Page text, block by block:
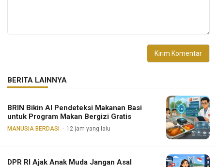
BERITA LAINNYA
BRIN Bikin AI Pendeteksi Makanan Basi
untuk Program Makan Bergizi Gratis
MANUSIA BERDASI 12 jam yang lalu
DPR RI Ajak Anak Muda Jangan Asal